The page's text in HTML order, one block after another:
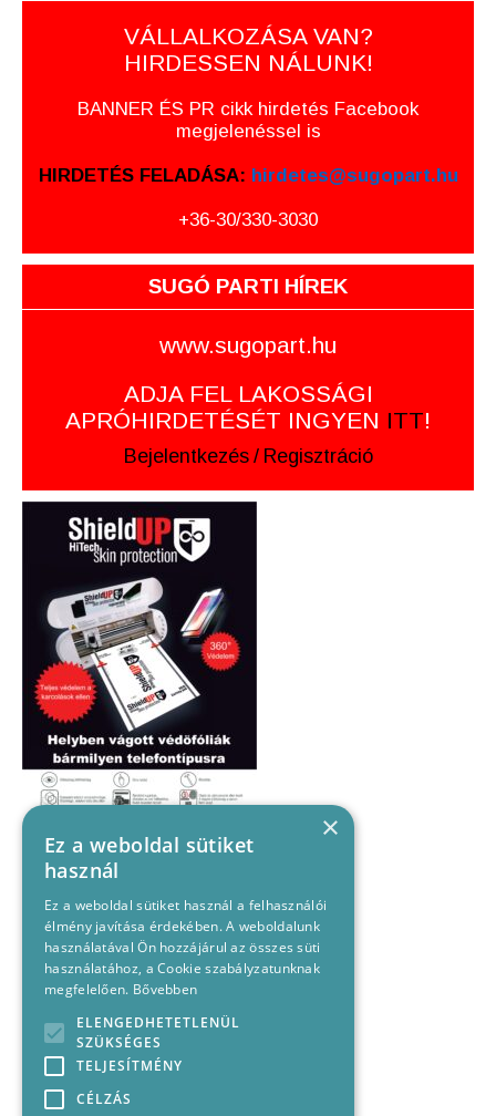
VÁLLALKOZÁSA VAN?
HIRDESSEN NÁLUNK!
BANNER ÉS PR cikk hirdetés Facebook
megjelenéssel is
HIRDETÉS FELADÁSA: hirdetes@sugopart.hu
+36-30/330-3030
SUGÓ PARTI HÍREK
www.sugopart.hu
ADJA FEL LAKOSSÁGI
APRÓHIRDETÉSÉT INGYEN ITT!
Bejelentkezés / Regisztráció
×
Ez a weboldal sütiket
használ
Ez a weboldal sütiket használ a felhasználói
élmény javítása érdekében. A weboldalunk
használatával Ön hozzájárul az összes süti
használatához, a Cookie szabályzatunknak
megfelelően. Bővebben
ELENGEDHETETLENÜL
SZÜKSÉGES
TELJESÍTMÉNY
CÉLZÁS